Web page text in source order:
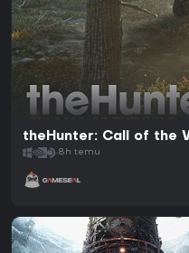
theHunter: Call of the
8h temu